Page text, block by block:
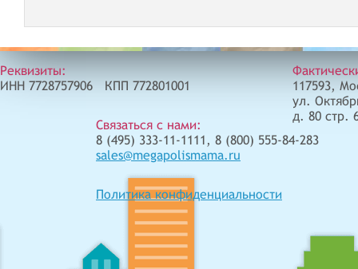
Реквизиты:
ИНН 7728757906 КПП 772801001
Связаться с нами:
8 (495) 333-11-1111, 8 (800) 555-84-283
sales@megapolismama.ru
Политика конфиденциальности
117593,
ул.
д. 80 стр.